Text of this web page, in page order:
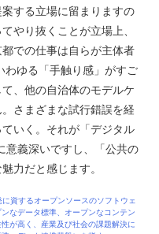
する立場に留まりますの
やり抜くことが立場上、
での仕事は自らが主体者
わゆる「手触り感」がすご
、他の自治体のモデルケ
さまざまな試行錯誤を経
いく。それが「デジタル
意義深いですし、「公共の
力だと感じます。
資するオープンソースのソフトウェ
なデータ標準、オープンなコンテン
が高く、産業及び社会の課題解決に